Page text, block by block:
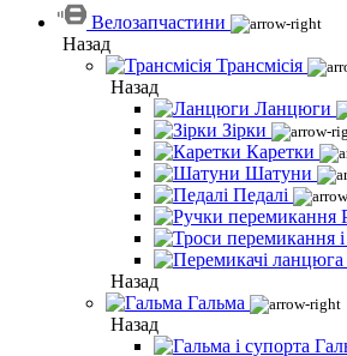
Велозапчастини
Назад
Трансмісія
Назад
Ланцюги
Зірки
Каретки
Шатуни
Педалі
Назад
Гальма
Назад